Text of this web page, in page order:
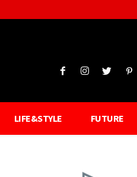
LIFE&STYLE FUTURE